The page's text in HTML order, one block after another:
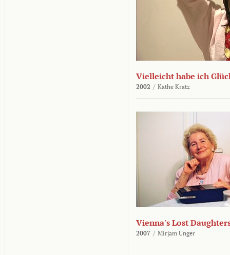
Vielleicht habe ich
2002 / Käthe Kratz
Vienna's Lost
2007 / Mirjam Unger